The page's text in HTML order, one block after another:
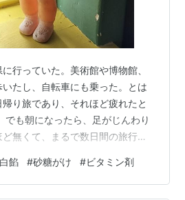
行っていた。美術館や博物館、
たし、自転車にも乗った。とは
り旅であり、それほど疲れたと
でも朝になったら、足がじんわり
無くて、まるで数日間の旅行を
ずじゃなかったのに、と思いな
い、パソコンに向かう。 さらに
白餡 #砂糖がけ #ビタミン剤